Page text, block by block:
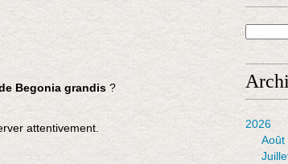
Begonia grandis ?
attentivement.
2026
Août